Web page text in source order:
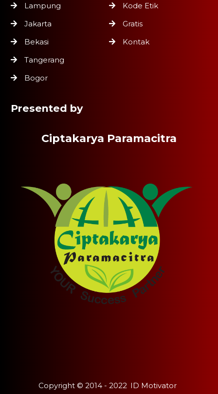
Lampung
Jakarta
Bekasi
Tangerang
Bogor
Kode Etik
Gratis
Kontak
Presented by
Ciptakarya Paramacitra
Copyright © 2014 - 2022 ID Motivator